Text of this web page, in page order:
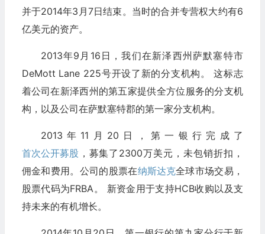
并于2014年3月7日结束。当时的合并专营权大约有6
亿美元的资产。
2013年9月16日，我们在新泽西州萨默塞特市
DeMott Lane 225号开设了新的分支机构。 这标志
着公司在新泽西州的第五家提供全方位服务的分支机
构，以及公司在萨默塞特郡的第一家分支机构。
2013年11月20日，第一银行完成了
首次公开募股 ，募集了2300万美元，未包销折扣，
佣金和费用。公司的股票在纳斯达克全球市场交易，
股票代码为FRBA。 新资金用于支持HCB收购以及支
持未来的有机增长。